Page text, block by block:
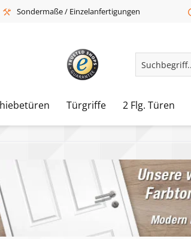
Sondermaße / Einzelanfertigungen
Türgriffe 2 Flg. Türen